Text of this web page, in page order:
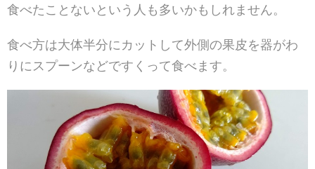
食べたことないという人も多いかもしれません。
食べ方は大体半分にカットして外側の果皮を器がわ
りにスプーンなどですくって食べます。